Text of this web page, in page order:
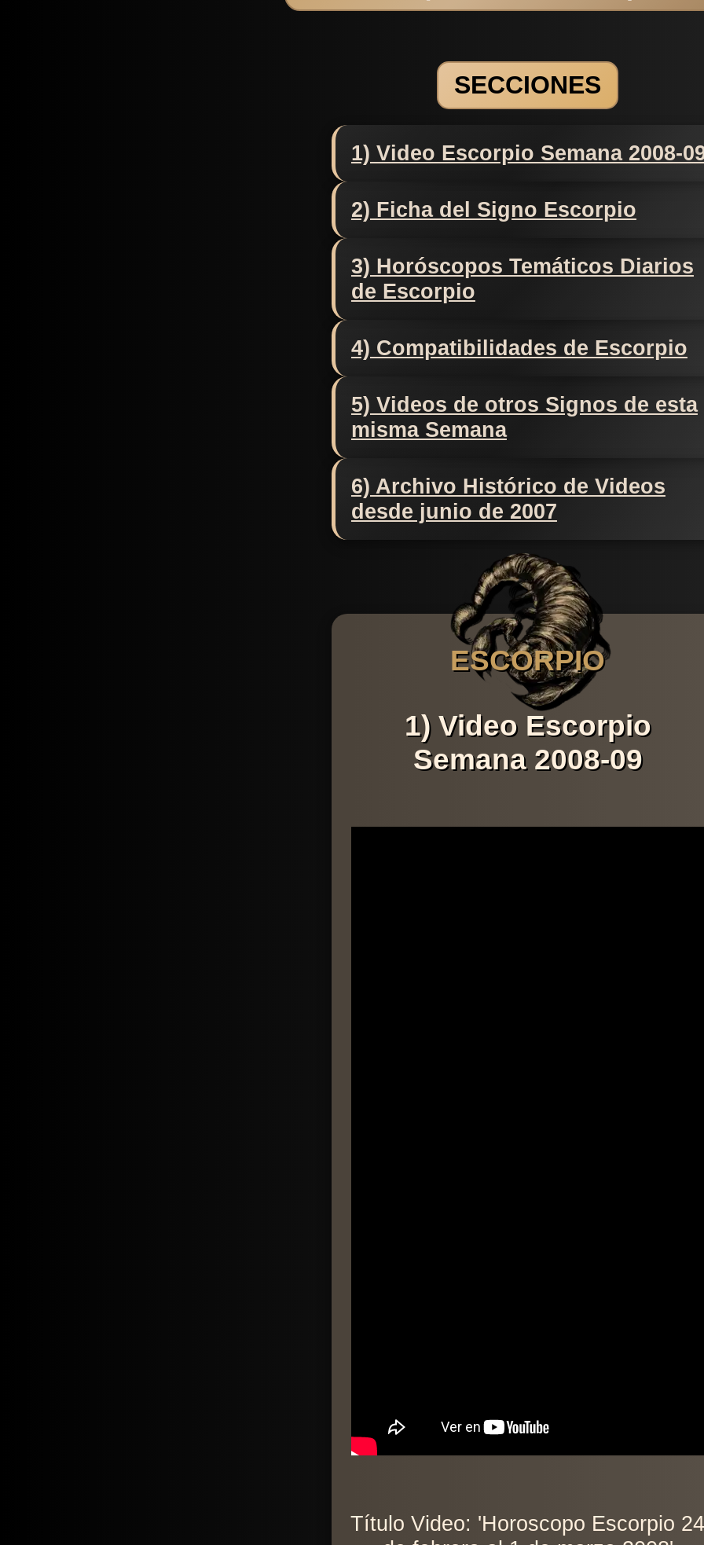
SECCIONES
1) Video Escorpio Semana 2008-
2) Ficha del Signo Escorpio
3) Horóscopos Temáticos Diarios
de Escorpio
4) Compatibilidades de Escorpio
5) Videos de otros Signos de esta
misma Semana
6) Archivo Histórico de Videos
desde junio de 2007
ESCORPIO
1) Video Escorpio
Semana 2008-09
Título Video: 'Horoscopo Escorpio